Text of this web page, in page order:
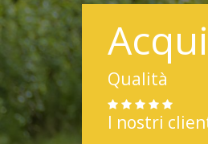
Qualità
I nostri